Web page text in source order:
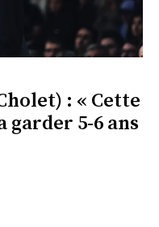
: « Cette
garder 5-6 ans